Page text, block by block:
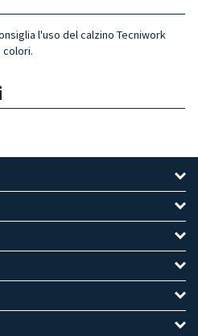
l'uso del calzino Tecniwork
colori.